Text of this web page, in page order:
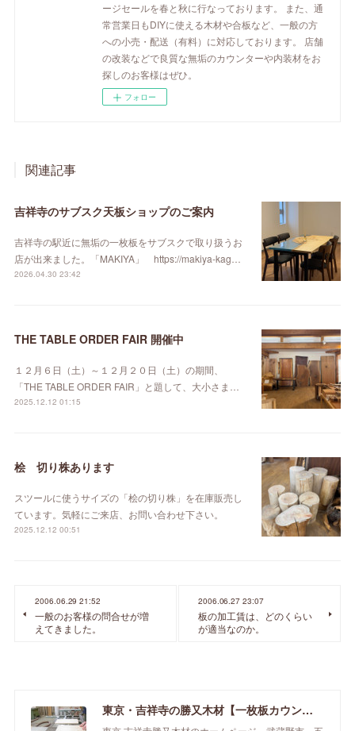
ージセールを春と秋に行なっております。 また、通
常営業日もDIYに使える木材や合板など、一般の方
への小売・配送（有料）に対応しております。 店舗
の改装などで良質な無垢のカウンターや内装材をお
探しのお客様はぜひ。
フォロー
関連記事
吉祥寺のサブスク天板ショップのご案内
吉祥寺の駅近に無垢の一枚板をサブスクで取り扱うお
店が出来ました。「MAKIYA」 https://makiya-kag…
2026.04.30 23:42
THE TABLE ORDER FAIR 開催中
１２月６日（土）～１２月２０日（土）の期間、
「THE TABLE ORDER FAIR」と題して、大小さま…
2025.12.12 01:15
桧 切り株あります
スツールに使うサイズの「桧の切り株」を在庫販売し
ています。気軽にご来店、お問い合わせ下さい。
2025.12.12 00:51
2006.06.29 21:52
一般のお客様の問合せが増
えてきました。
2006.06.27 23:07
板の加工賃は、どのくらい
が適当なのか。
東京・吉祥寺の勝又木材【一枚板カウンター】